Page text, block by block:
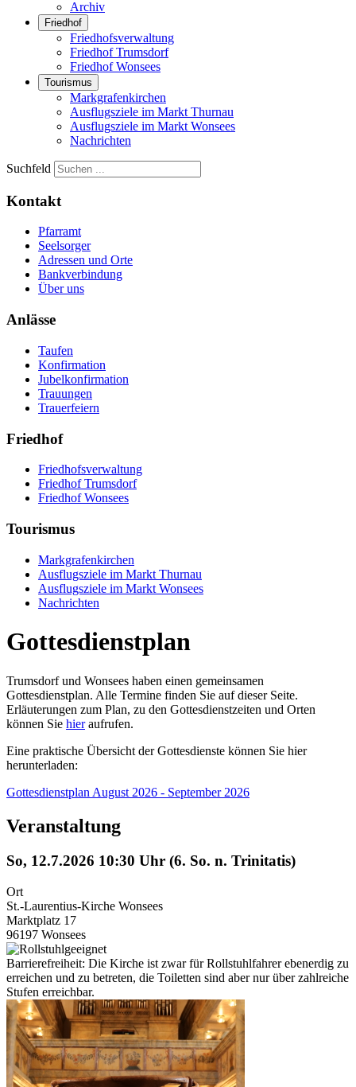
Archiv
Friedhof
Friedhofsverwaltung
Friedhof Trumsdorf
Friedhof Wonsees
Tourismus
Markgrafenkirchen
Ausflugsziele im Markt Thurnau
Ausflugsziele im Markt Wonsees
Nachrichten
Suchfeld
Kontakt
Pfarramt
Seelsorger
Adressen und Orte
Bankverbindung
Über uns
Anlässe
Taufen
Konfirmation
Jubelkonfirmation
Trauungen
Trauerfeiern
Friedhof
Friedhofsverwaltung
Friedhof Trumsdorf
Friedhof Wonsees
Tourismus
Markgrafenkirchen
Ausflugsziele im Markt Thurnau
Ausflugsziele im Markt Wonsees
Nachrichten
Gottesdienstplan
Trumsdorf und Wonsees haben einen gemeinsamen
Gottesdienstplan. Alle Termine finden Sie auf dieser Seite.
Erläuterungen zum Plan, zu den Gottesdienstzeiten und Orten
können Sie hieraufrufen.
Eine praktische Übersicht der Gottesdienste können Sie hier
herunterladen:
Gottesdienstplan August 2026 - September 2026
Veranstaltung
So, 12.7.2026 10:30 Uhr (6. So. n. Trinitatis)
Ort
St.-Laurentius-Kirche Wonsees
Marktplatz 17
96197 Wonsees
Barrierefreiheit: Die Kirche ist zwar für Rollstuhlfahrer ebenerdig zu
erreichen und zu betreten, die Toiletten sind aber nur über zahlreiche
Stufen erreichbar.